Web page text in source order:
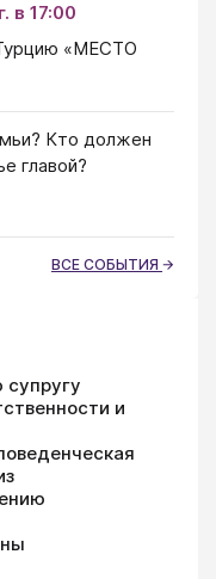
в 17:00
«МЕСТО
Кто должен
главой?
ВСЕ СОБЫТИЯ
супругу
и